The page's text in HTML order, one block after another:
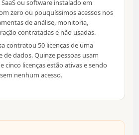
SaaS ou software instalado em
zero ou pouquíssimos acessos nos
de análise, monitoria,
contratadas e não usadas.
contratou 50 licenças de uma
de dados. Quinze pessoas usam
cinco licenças estão ativas e sendo
nenhum acesso.